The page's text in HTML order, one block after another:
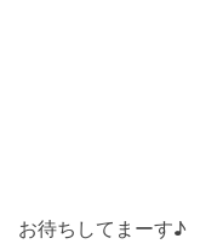
お待ちしてまーす♪